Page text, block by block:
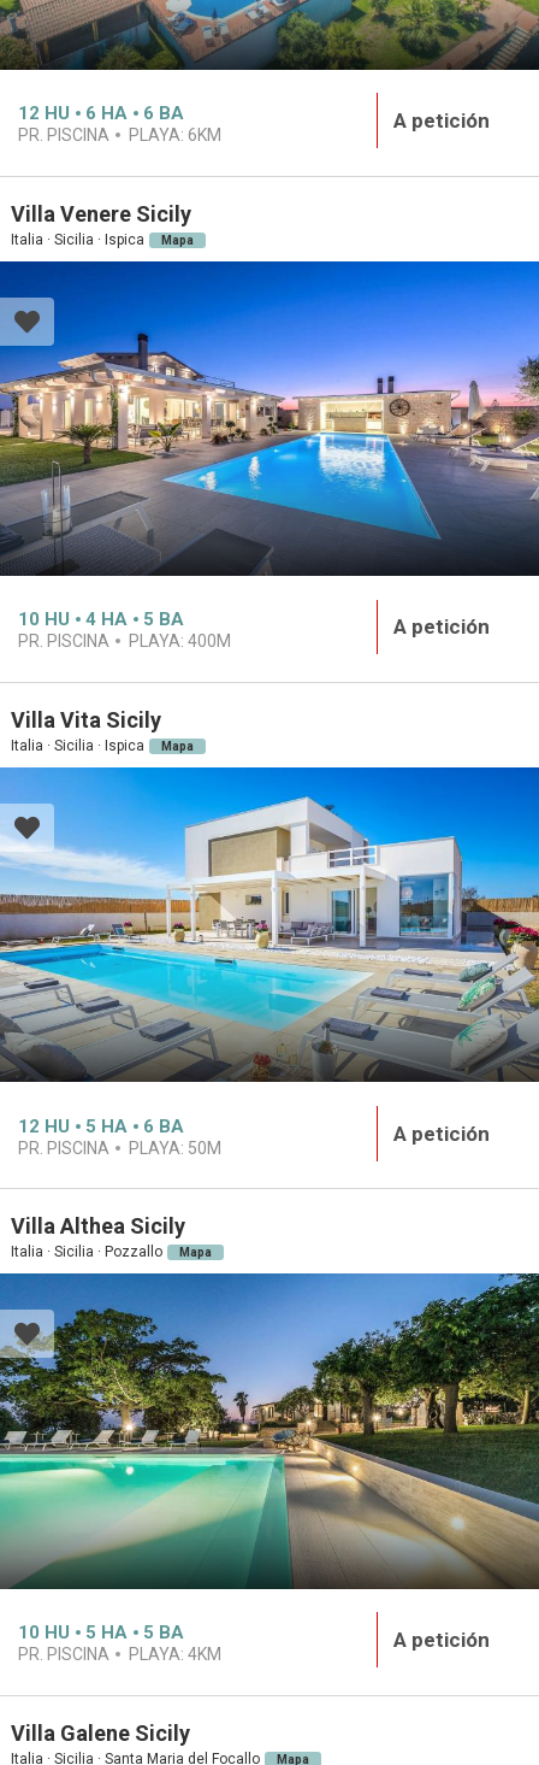
12 HU 6 HA 6 BA
PR. PISCINA PLAYA: 6KM
A petición
Villa Venere Sicily
Italia · Sicilia · Ispica Mapa
10 HU 4 HA 5 BA
PR. PISCINA PLAYA: 400M
A petición
Villa Vita Sicily
Italia · Sicilia · Ispica Mapa
12 HU 5 HA 6 BA
PR. PISCINA PLAYA: 50M
A petición
Villa Althea Sicily
Italia · Sicilia · Pozzallo Mapa
10 HU 5 HA 5 BA
PR. PISCINA PLAYA: 4KM
A petición
Villa Galene Sicily
Italia · Sicilia · Santa Maria del Focallo Mapa